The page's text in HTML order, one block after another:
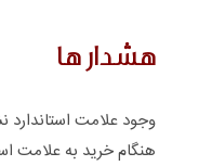
هشدار ها
وجود علامت
هنگام خرید به علامت